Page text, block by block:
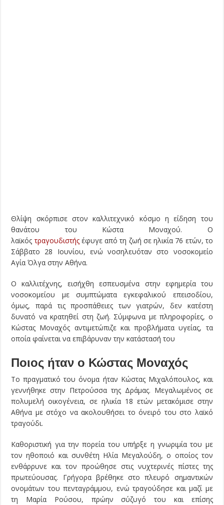
Θλίψη σκόρπισε στον καλλιτεχνικό κόσμο η είδηση του
θανάτου του Κώστα Μοναχού. Ο
λαϊκόςτραγουδιστήςέφυγε από τη ζωή σε ηλικία 76 ετών, το
Σάββατο 28 Ιουνίου, ενώ νοσηλευόταν στο νοσοκομείο
Αγία Όλγα στην Αθήνα.
Ο καλλιτέχνης, εισήχθη εσπευσμένα στην εφημερία του
νοσοκομείου με συμπτώματα εγκεφαλικού επεισοδίου,
όμως, παρά τις προσπάθειες των γιατρών, δεν κατέστη
δυνατό να κρατηθεί στη ζωή. Σύμφωνα με πληροφορίες, ο
Κώστας Μοναχός αντιμετώπιζε και προβλήματα υγείας, τα
οποία φαίνεται να επιβάρυναν την κατάστασή του
Ποιος ήταν ο Κώστας Μοναχός
Το πραγματικό του όνομα ήταν Κώστας Μιχαλόπουλος, και
γεννήθηκε στην Πετρούσσα της Δράμας. Μεγαλωμένος σε
πολυμελή οικογένεια, σε ηλικία 18 ετών μετακόμισε στην
Αθήνα με στόχο να ακολουθήσει το όνειρό του στο λαϊκό
τραγούδι.
Καθοριστική για την πορεία του υπήρξε η γνωριμία του με
τον ηθοποιό και συνθέτη Ηλία Μεγαλούδη, ο οποίος τον
ενθάρρυνε και τον προώθησε στις νυχτερινές πίστες της
πρωτεύουσας. Γρήγορα βρέθηκε στο πλευρό σημαντικών
ονομάτων του πενταγράμμου, ενώ τραγούδησε και μαζί με
τη Μαρία Ρούσου, πρώην σύζυγό του και επίσης